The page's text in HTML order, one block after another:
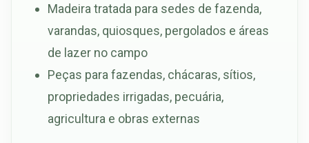
Madeira tratada para sedes de fazenda,
varandas, quiosques, pergolados e áreas
de lazer no campo
Peças para fazendas, chácaras, sítios,
propriedades irrigadas, pecuária,
agricultura e obras externas